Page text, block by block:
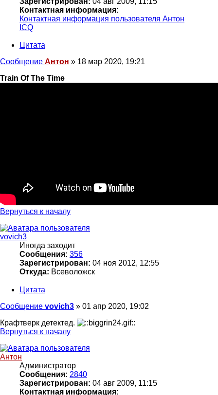
Контактная информация:
Контактная информация пользователя Антон
ICQ
Цитата
Сообщение Антон » 18 мар 2020, 19:21
Train Of The Time
Вернуться к началу
vovich3
Иногда заходит
Сообщения: 356
Зарегистрирован: 04 ноя 2012, 12:55
Откуда: Всеволожск
Цитата
Сообщение vovich3 » 01 апр 2020, 19:02
Крафтверк детектед.
Вернуться к началу
Антон
Администратор
Сообщения: 2840
Зарегистрирован: 04 авг 2009, 11:15
Контактная информация: